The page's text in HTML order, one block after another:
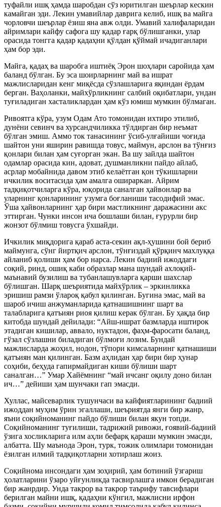
туфайли ишқ ҳамда шаробдан сўз юритилган шеърлар кескин
камайган эди. Лекин умавийлар даврига келиб, ишқ ва майга
чорловчи шеърлар ёзиш яна авж олди. Умавий халифаларидан
айримлари кайфу сафога шу қадар ғарқ бўлишганки, улар
орасида тонгга қадар қадаҳни қўлдан қўймай ичадиганлари
ҳам бор эди.
Майга, қадаҳ ва шаробга иштиёқ Эрон шоҳлари саройида ҳам
баланд бўлган. Бу эса шоирларнинг май ва ишрат
мажлисларидан кенг миқёсда сўзлашларига яқиндан ёрдам
берган. Ваҳоланки, майхўрликнинг салбий оқибатлари, ундан
туғиладиган хасталиклардан ҳам кўз юмиш мумкин бўлмаган.
Ривоятга кўра, узум Одам Ато томонидан ихтиро этилиб,
дунёни севинч ва хурсандчиликка тўлдирган бир неъмат
бўлган эмиш. Аммо ток танасининг ўсиб-улғайиши чоғида
шайтон уни яширин равишда товус, маймун, арслон ва тўнғиз
қонлари билан ҳам суғорган экан. Ва шу зайлда шайтон
одамлар орасида кин, адоват, душманликни пайдо айлаб,
асрлар мобайнида давом этиб келаётган қон тўкишларни
ичкилик воситасида ҳам амалга ошираркан. Айрим
тадқиқотчиларга кўра, юқорида саналган ҳайвонлар ва
уларнинг қонларининг узумга боғланиши тасодифий эмас.
Ўша ҳайвонларнинг ҳар бири мастликнинг даражасини акс
эттирган. Чунки инсон ича бошлаши билан, ғурурли бир
жонзот бўлмиш товусга ўхшайди.
Ичкилик миқдорига қараб аста-секин ақл-ҳушини бой бериб
маймунга, сўнг йиртқич арслон, тўнғиздай қўрқинч махлуққа
айланиб қолиши ҳам бор нарса. Лекин бадиий ижоддаги
соқий, ринд, ошиқ каби образлар мана шундай ахлоқий-
маънавий бузилиш ва тубанлашувларга қарши шахслар
бўлишган. Шарқ шеъриятида майхўрлик – эркинликка
эришиш рамзи ўлароқ қабул қилинган. Бугина эмас, май ва
шароб ичиш анжуманларида қатнашишнинг шарт ва
талабларига қатъиян риоя қилиш керак бўлган. Бу ҳақда бир
китобда шундай дейилади: “Айш-ишрат базмларда иштирок
этадиган кишилар, аввало, нуктадон, фаҳм-фаросати баланд,
гўзал сўзлашни биладиган бўлмоғи лозим. Бундай
мажлисларда жоҳил, нодон, тўпори кимсаларнинг қатнашиши
қатъиян ман қилинган. Базм аҳлидан ҳар бири бир ҳунар
соҳиби, беҳуда гапирмайдиган киши бўлиши шарт
саналган…” Умар Хайёмнинг “май ичсанг оқилу доно билан
ич…” дейиши ҳам шунчаки гап эмасди.
Хуллас, майсеварлик тушунчаси ва кайфиятларининг бадиий
ижоддан муҳим ўрин эгаллаши, шеъриятда янги бир жанр,
яъни соқийноманинг пайдо бўлиши билан якун топди.
Соқийноманинг туғилиши, тадрижий ривожи, ғоявий-бадиий
ўзига хосликларига илм аҳли бефарқ қараши мумкин эмасди,
албатта. Шу маънода Эрон, турк, тожик олимлари томонидан
ёзилган илмий тадқиқотларни хотирлаш жоиз.
Соқийнома инсондаги ҳам зоҳирий, ҳам ботиний ўзгариш
ҳолатларини ўзаро уйғунликда тасвирлашга имкон берадиган
бир жанрдир. Унда такрор ва такрор таърифу тавсифлари
берилган майни ишқ, қадаҳни кўнгил, мажлисни ирфон